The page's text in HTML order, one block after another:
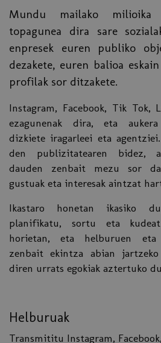
Mundu mailako milioika
topagunea dira sare
enpresek euren publiko
dezakete, euren balioa
profilak sor ditzakete.
Instagram, Facebook, Tik Tok,
ezagunenak dira, eta
dizkiete iragarleei eta
den publizitatearen bidez,
dauden zenbait mezu sor
gustuak eta interesak aintzat
Ikastaro honetan ikasiko
planifikatu, sortu eta
horietan, eta helburuen eta
zenbait ekintza abian
diren urrats egokiak aztertuko
Helburuak
Transmititu Instagram,